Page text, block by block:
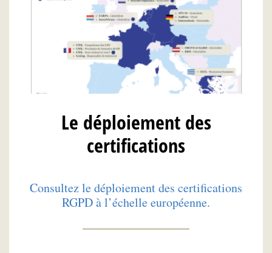
Le déploiement des
certifications
Consultez le déploiement des certifications
RGPD à l’échelle européenne.